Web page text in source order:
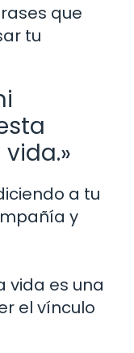
que
tu
a tu
y
vida es una
el vínculo